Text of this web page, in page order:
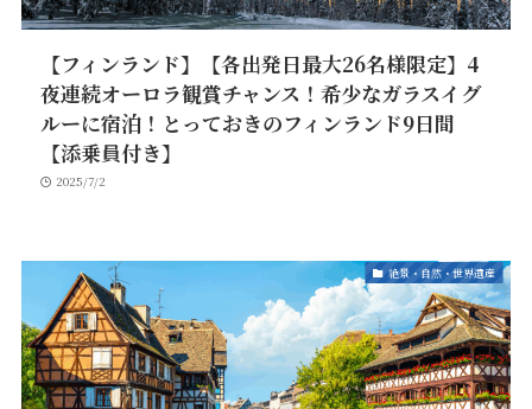
【フィンランド】【各出発日最大26名様限定】4
夜連続オーロラ観賞チャンス！希少なガラスイグ
ルーに宿泊！とっておきのフィンランド9日間
【添乗員付き】
2025/7/2
絶景・自然・世界遺産